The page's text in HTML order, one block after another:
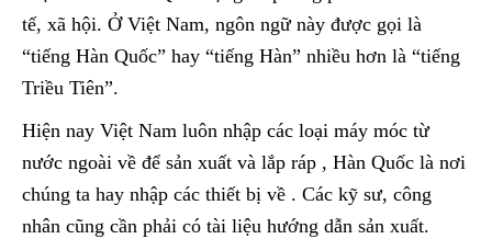
tế, xã hội. Ở Việt Nam, ngôn ngữ này được gọi là
“tiếng Hàn Quốc” hay “tiếng Hàn” nhiều hơn là “tiếng
Triều Tiên”.
Hiện nay Việt Nam luôn nhập các loại máy móc từ
nước ngoài về để sản xuất và lắp ráp , Hàn Quốc là nơi
chúng ta hay nhập các thiết bị về . Các kỹ sư, công
nhân cũng cần phải có tài liệu hướng dẫn sản xuất.